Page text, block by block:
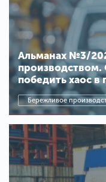
Альманах №3/
производством.
победить хаос в
Бережливое